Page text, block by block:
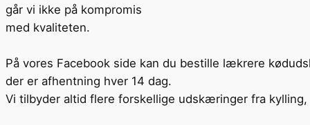
går vi ikke på kompromis
med kvaliteten.
På vores Facebook side kan du bestille lækrere
der er afhentning hver 14 dag.
Vi tilbyder altid flere forskellige udskæringer fra kylling,